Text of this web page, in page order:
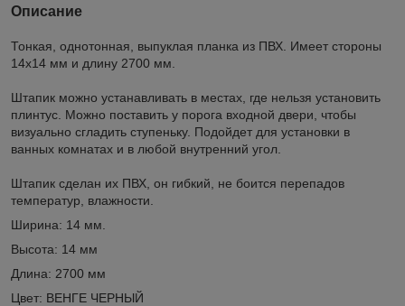
Описание
Тонкая, однотонная, выпуклая планка из ПВХ. Имеет стороны
14х14 мм и длину 2700 мм.
Штапик можно устанавливать в местах, где нельзя установить
плинтус. Можно поставить у порога входной двери, чтобы
визуально сгладить ступеньку. Подойдет для установки в
ванных комнатах и в любой внутренний угол.
Штапик сделан их ПВХ, он гибкий, не боится перепадов
температур, влажности.
Ширина: 14 мм.
Высота: 14 мм
Длина: 2700 мм
Цвет: ВЕНГЕ ЧЕРНЫЙ